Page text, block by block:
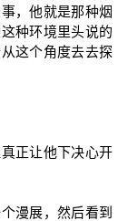
，他就是那种烟
种环境里头说的
这个角度去去探
正让他下决心开
漫展，然后看到